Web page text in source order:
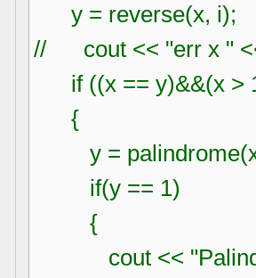
y = reverse(x, i);
// cout << "err x "
if ((x == y)&&(x >
{
y =
if(y == 1)
{
cout <<